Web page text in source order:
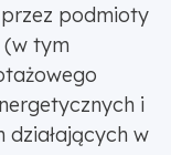
podmioty
(w tym
i
działających w